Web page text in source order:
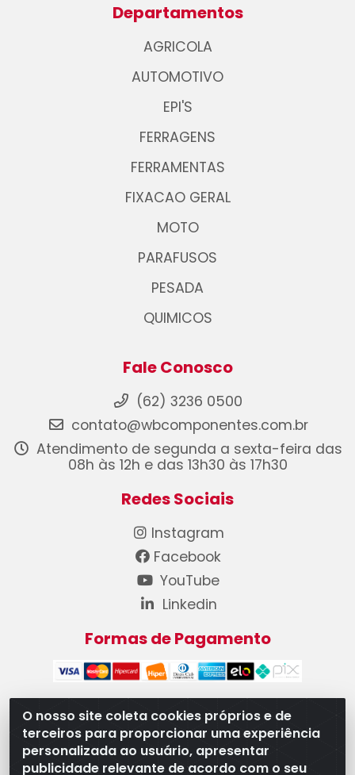
O nosso site coleta cookies próprios e de
terceiros para proporcionar uma experiência
personalizada ao usuário, apresentar
publicidade relevante de acordo com o seu
Departamentos
AGRICOLA
AUTOMOTIVO
EPI'S
FERRAGENS
FERRAMENTAS
FIXACAO GERAL
MOTO
PARAFUSOS
PESADA
QUIMICOS
Fale Conosco
(62) 3236 0500
contato@wbcomponentes.com.br
Atendimento de segunda a sexta-feira das
08h às 12h e das 13h30 às 17h30
Redes Sociais
Instagram
Facebook
YouTube
Linkedin
Formas de Pagamento
WB Componentes Automotivos LTDA - CNPJ
08.528.393/0001-12 - Rua do Níquel, 667 - Parque
Oeste Industrial, Goiânia/GO - CEP 74375-660